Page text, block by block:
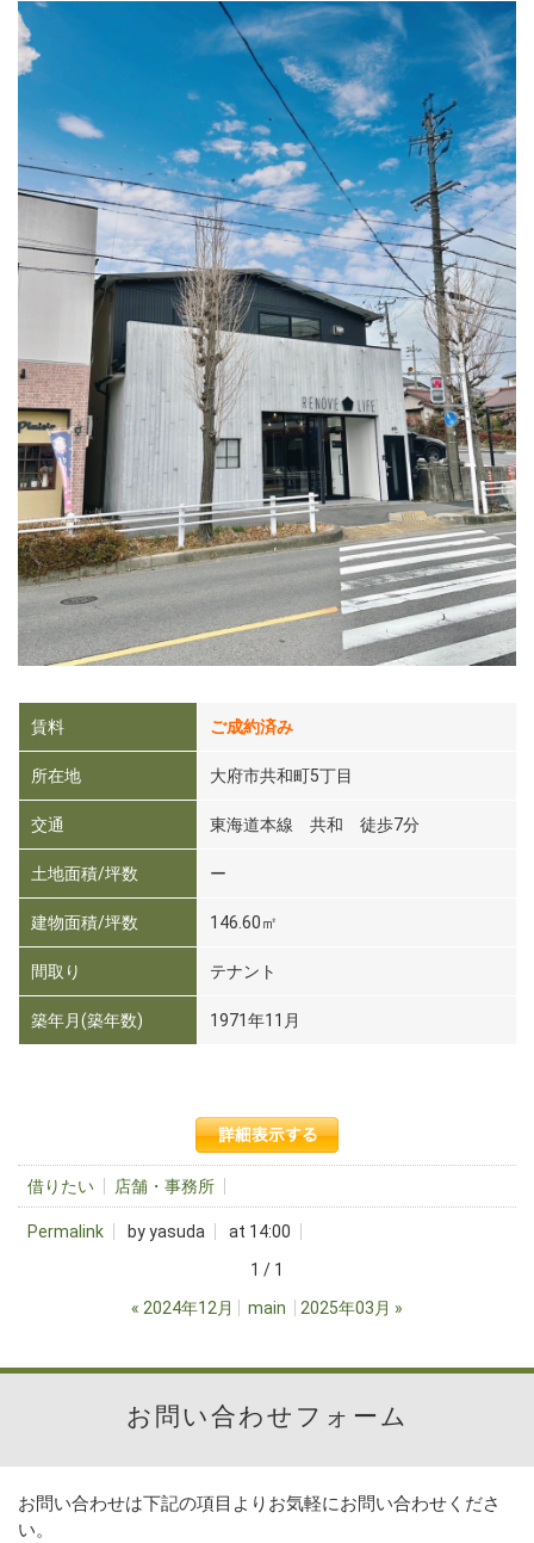
賃料 ご成約済み
所在地 大府市共和町5丁目
交通 東海道本線 共和 徒歩7分
土地面積/坪数 ー
建物面積/坪数 146.60㎡
間取り テナント
築年月(築年数) 1971年11月
借りたい 店舗・事務所
Permalink by yasuda
at 14:00
1 / 1
« 2024年12月 main 2025年03月 »
お問い合わせフォーム
お問い合わせは下記の項目よりお気軽にお問い合わせくださ
い。